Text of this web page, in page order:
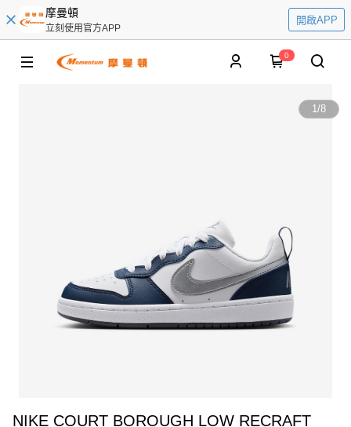
摩曼頓
立刻使用官方APP
開啟APP
0
1/8
NIKE COURT BOROUGH LOW RECRAFT